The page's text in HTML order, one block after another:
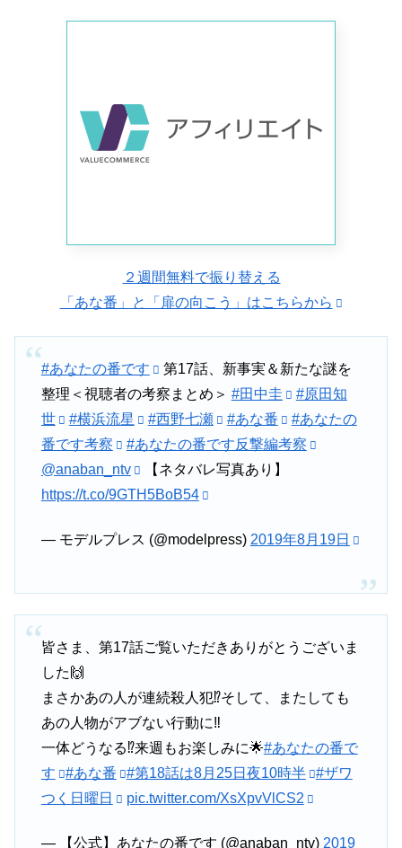
南は高知出身で、田宮も銀行員時代、高知の支店にいたこ
とがあった。
めに来たという。
いと頼む。
君子が席を外した途端、南は田宮に包丁を突き付け「人を
その頃、翔太は”内山と南山が会っていた”という情報を聞
翔太が奥の部屋の扉を開けると、田宮の経歴や資料、新聞
のスクラップがあった。
南がスクラップしていたのは、ある少女が行方不明になり
遺体で発見された事件の記事・・・。
２週間無料で振り替える
「あな番」と「扉の向こう」はこちらから
#あなたの番です
第17話、新事実＆新たな謎を
整理＜視聴者の考察まとめ＞ #田中圭
#原田知
世
#横浜流星 #西野七瀬 #あな番
#あなたの
番です考察
#あなたの番です反撃編考察
@anaban_ntv
【ネタバレ写真あり】
https://t.co/9GTH5BoB54
— モデルプレス (@modelpress) 2019年8月19日
皆さま、第17話ご覧いただきありがとうございま
した🙌
まさかあの人が連続殺人犯⁉️そして、またしても
あの人物がアブない行動に‼️
一体どうなる⁉️来週もお楽しみに🌟#あなたの番で
す
#あな番 #第18話は8月25日夜10時半
#ザワ
つく日曜日
pic.twitter.com/XsXpvVlCS2
— 【公式】あなたの番です (@anaban_ntv) 2019